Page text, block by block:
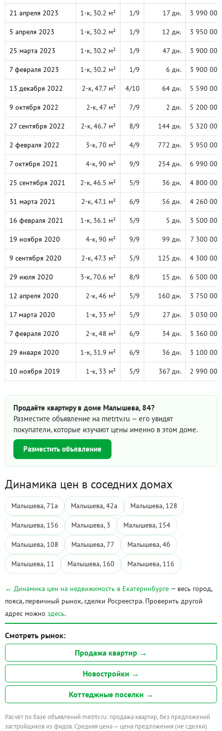
21 апреля 2023 1-к, 30.2 м² 1/9 17 дн. 3 990 000
5 апреля 2023 1-к, 30.2 м² 1/9 12 дн. 3 950 000
25 марта 2023 1-к, 30.2 м² 1/9 47 дн. 3 900 000
7 февраля 2023 1-к, 30.2 м² 1/9 6 дн. 3 900 000
13 декабря 2022 2-к, 47.7 м² 4/10 64 дн. 5 590 000
9 октября 2022 2-к, 47 м² 7/9 2 дн. 5 200 000
27 сентября 2022 2-к, 46.7 м² 8/9 144 дн. 5 320 000
2 февраля 2022 3-к, 70 м² 4/9 772 дн. 5 950 000
7 октября 2021 4-к, 90 м² 9/9 254 дн. 6 990 000
25 сентября 2021 2-к, 46.5 м² 5/9 36 дн. 4 800 000
31 марта 2021 2-к, 47.1 м² 6/9 56 дн. 4 260 000
16 февраля 2021 1-к, 36.1 м² 5/9 5 дн. 3 500 000
19 ноября 2020 4-к, 90 м² 9/9 99 дн. 7 300 000
9 сентября 2020 2-к, 47.3 м² 5/9 125 дн. 4 300 000
29 июля 2020 3-к, 70.6 м² 8/9 15 дн. 6 500 000
12 апреля 2020 2-к, 46 м² 5/9 160 дн. 3 750 000
17 марта 2020 1-к, 33 м² 5/9 27 дн. 3 030 000
7 февраля 2020 2-к, 48 м² 6/9 34 дн. 3 360 000
29 января 2020 1-к, 31.9 м² 6/9 36 дн. 3 100 000
10 ноября 2019 1-к, 33 м² 5/9 367 дн. 2 990 000
Продаёте квартиру в доме Малышева, 84?
Разместите объявление на metrtv.ru — его увидят
покупатели, которые изучают цены именно в этом доме.
Разместить объявление
Динамика цен в соседних домах
Малышева, 71а Малышева, 42а Малышева, 128
Малышева, 156 Малышева, 3 Малышева, 154
Малышева, 108 Малышева, 77 Малышева, 4б
Малышева, 11 Малышева, 160 Малышева, 116
← Динамика цен на недвижимость в Екатеринбурге — весь город,
пояса, первичный рынок, сделки Росреестра. Проверить другой
адрес можно здесь.
Смотреть рынок:
Продажа квартир →
Новостройки →
Коттеджные поселки →
Расчёт по базе объявлений metrtv.ru: продажа квартир, без предложений
застройщиков из фидов. Средняя цена — цена предложения (не сделки).